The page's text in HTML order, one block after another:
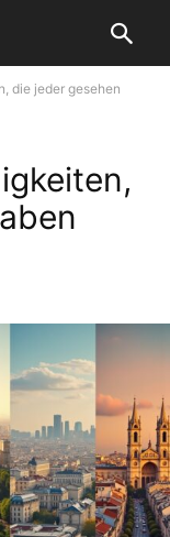
die jeder gesehen